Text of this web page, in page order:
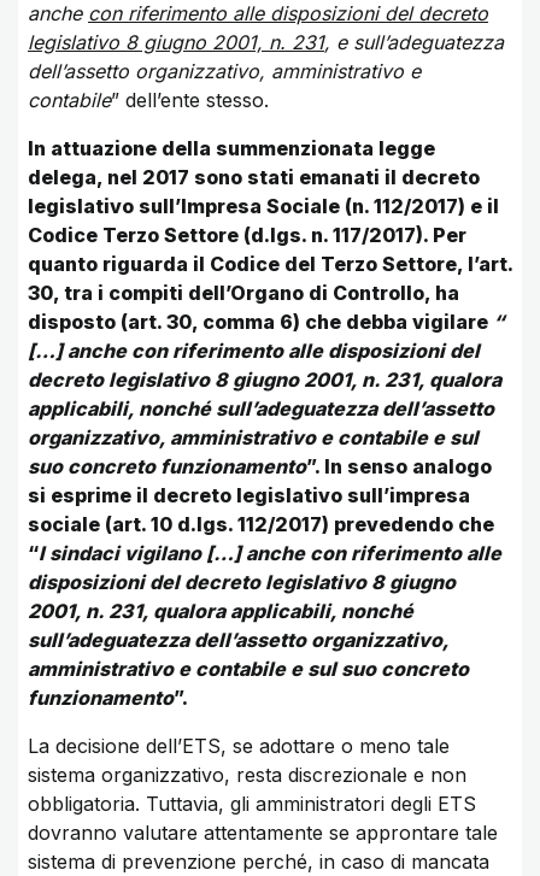
anche con riferimento alle disposizioni del decreto
legislativo 8 giugno 2001, n. 231, e sull’adeguatezza
dell’assetto organizzativo, amministrativo e
contabile” dell’ente stesso.
In attuazione della summenzionata legge
delega, nel 2017 sono stati emanati il decreto
legislativo sull’Impresa Sociale (n. 112/2017) e il
Codice Terzo Settore (d.lgs. n. 117/2017). Per
quanto riguarda il Codice del Terzo Settore, l’art.
30, tra i compiti dell’Organo di Controllo, ha
disposto (art. 30, comma 6) che debba vigilare “
[…] anche con riferimento alle disposizioni del
decreto legislativo 8 giugno 2001, n. 231, qualora
applicabili, nonché sull’adeguatezza dell’assetto
organizzativo, amministrativo e contabile e sul
suo concreto funzionamento”. In senso analogo
si esprime il decreto legislativo sull’impresa
sociale (art. 10 d.lgs. 112/2017) prevedendo che
“I sindaci vigilano […] anche con riferimento alle
disposizioni del decreto legislativo 8 giugno
2001, n. 231, qualora applicabili, nonché
sull’adeguatezza dell’assetto organizzativo,
amministrativo e contabile e sul suo concreto
funzionamento”.
La decisione dell’ETS, se adottare o meno tale
sistema organizzativo, resta discrezionale e non
obbligatoria. Tuttavia, gli amministratori degli ETS
dovranno valutare attentamente se approntare tale
sistema di prevenzione perché, in caso di mancata